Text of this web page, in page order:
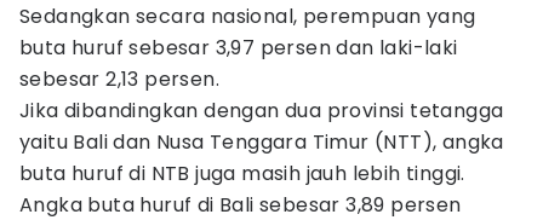
Sedangkan secara nasional, perempuan yang
buta huruf sebesar 3,97 persen dan laki-laki
sebesar 2,13 persen.
Jika dibandingkan dengan dua provinsi tetangga
yaitu Bali dan Nusa Tenggara Timur (NTT), angka
buta huruf di NTB juga masih jauh lebih tinggi.
Angka buta huruf di Bali sebesar 3,89 persen